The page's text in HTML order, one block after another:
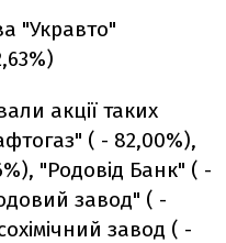
"Укравто"
акції таких
( - 82,00%),
"Родовід Банк" ( -
завод" ( -
завод ( -